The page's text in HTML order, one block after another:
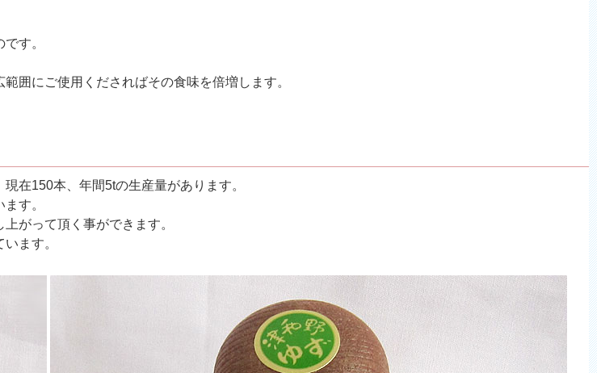
す。
囲にご使用くださればその食味を倍増します。
在150本、年間5tの生産量があります。
す。
がって頂く事ができます。
ます。